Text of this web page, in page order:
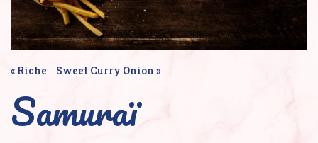
« Riche Sweet Curry Onion »
Samuraï